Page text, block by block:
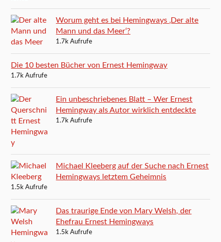
Worum geht es bei Hemingways ‚Der alte
Mann und das Meer‘?
1.7k Aufrufe
Die 10 besten Bücher von Ernest Hemingway
1.7k Aufrufe
Ein unbeschriebenes Blatt – Wer Ernest
Hemingway als Autor wirklich entdeckte
1.7k Aufrufe
Michael Kleeberg auf der Suche nach Ernest
Hemingways letztem Geheimnis
1.5k Aufrufe
Das traurige Ende von Mary Welsh, der
Ehefrau Ernest Hemingways
1.5k Aufrufe